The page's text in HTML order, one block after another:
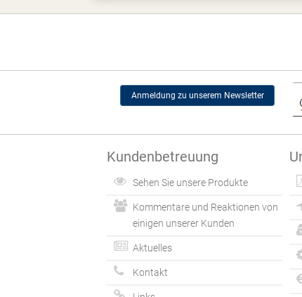
Anmeldung zu unserem Newsletter
Kundenbetreuung
Sehen Sie unsere Produkte
Kommentare und Reaktionen von
einigen unserer Kunden
Aktuelles
Kontakt